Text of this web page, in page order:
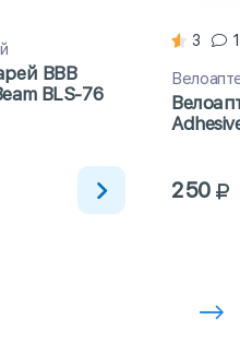
BBB
BLS-76
3 1
250